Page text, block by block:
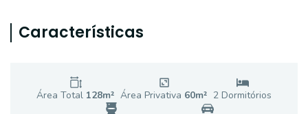
Características
Área Total 128m² Área Privativa 60m² 2 Dormitórios